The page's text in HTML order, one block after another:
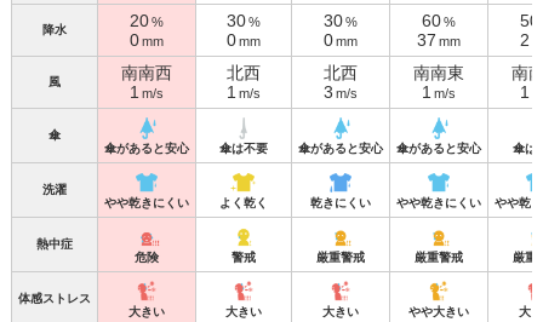
降水 20%
0mm
30%
0mm
30%
0mm
60%
37 mm
50
2
風
南南西
1 m/s
北西
1 m/s
北西
3 m/s
南南東
1 m/s
南
1
傘
傘があると安心
傘は不要 傘があると安心 傘があると安心 傘は
洗濯
やや乾きにくい
よく乾く 乾きにくい やや乾きにくい やや乾
熱中症
危険
警戒 厳重警戒 厳重警戒 厳重
体感ストレス
大きい
大きい 大きい やや大きい 大